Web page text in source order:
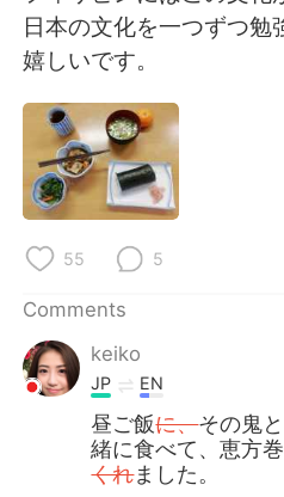
Русский
Indonesia
Türkçe
Português
日本の文化を一つずつ勉
嬉しいです。
55 5
Comments
keiko
JP EN
昼ご飯に、その鬼
緒に食べて、恵方
くれました。